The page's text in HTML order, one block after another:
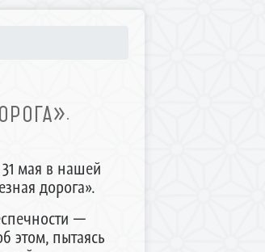
мая в нашей
дорога».
—
этом, пытаясь